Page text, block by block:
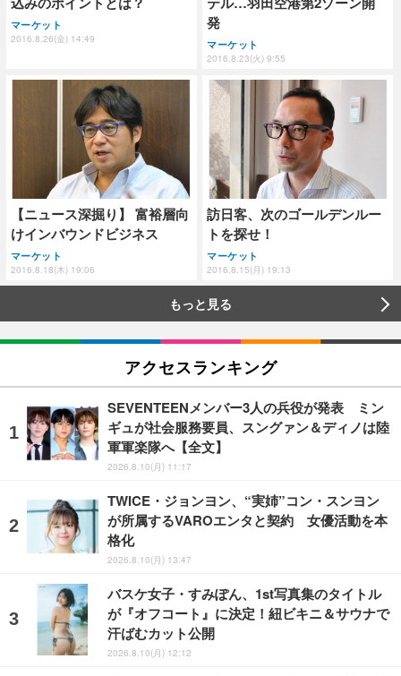
マーケット
2016.8.26(金) 14:49
発
マーケット
2016.8.23(火) 9:55
【ニュース深掘り】 富裕層向
けインバウンドビジネス
マーケット
2016.8.18(木) 19:06
訪日客、次のゴールデンルー
トを探せ！
マーケット
2016.8.15(月) 19:13
もっと見る
アクセスランキング
SEVENTEENメンバー3人の兵役が発表 ミン
ギュが社会服務要員、スングァン＆ディノは陸
軍軍楽隊へ【全文】
2026.8.10(月) 11:17
TWICE・ジョンヨン、“実姉”コン・スンヨン
が所属するVAROエンタと契約 女優活動を本
格化
2026.8.10(月) 13:47
バスケ女子・すみぽん、1st写真集のタイトル
が『オフコート』に決定！紐ビキニ＆サウナで
汗ばむカット公開
2026.8.10(月) 12:12